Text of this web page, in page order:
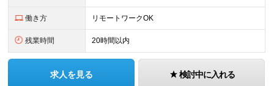
働き方 リモートワークOK
残業時間 20時間以内
求人を見る 検討中に入れる